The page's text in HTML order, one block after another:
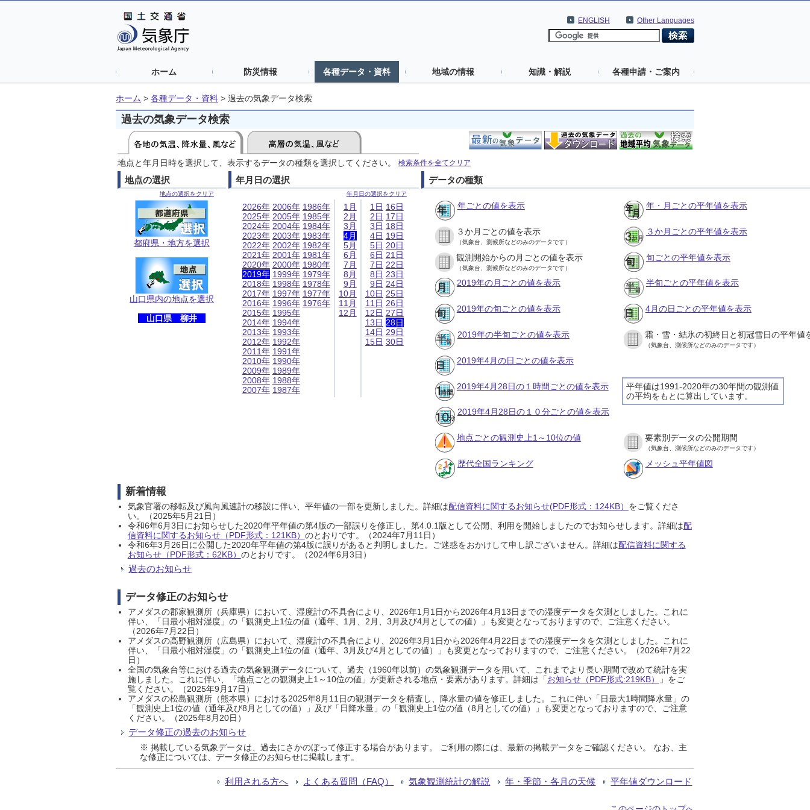
Other Languages
ENGLISH
ホーム 防災情報 各種データ・資料 地域の情報 知識・解説 各種申請・ご案内
ホーム > 各種データ・資料 > 過去の気象データ検索
過去の気象データ検索
地点と年月日時を選択して、表示するデータの種類を選択してください。 検索条件を全てクリア
地点の選択
地点の選択をクリア
都府県・地方を選択
山口県内の地点を選択
山口県 柳井
年月日の選択
年月日の選択をクリア
2026年
2025年
2024年
2023年
2022年
2021年
2020年
2019年
2018年
2017年
2016年
2015年
2014年
2013年
2012年
2011年
2010年
2009年
2008年
2007年
2006年
2005年
2004年
2003年
2002年
2001年
2000年
1999年
1998年
1997年
1996年
1995年
1994年
1993年
1992年
1991年
1990年
1989年
1988年
1987年
1986年
1985年
1984年
1983年
1982年
1981年
1980年
1979年
1978年
1977年
1976年
1月
2月
3月
4月
5月
6月
7月
8月
9月
10月
11月
12月
1日
2日
3日
4日
5日
6日
7日
8日
9日
10日
11日
12日
13日
14日
15日
16日
17日
18日
19日
20日
21日
22日
23日
24日
25日
26日
27日
28日
29日
30日
データの種類
年ごとの値を表示 年・月ごとの平年値を表示
３か月ごとの値を表示
（気象台、測候所などのみのデータです）
３か月ごとの平年値を表示
観測開始からの月ごとの値を表示
（気象台、測候所などのみのデータです）
旬ごとの平年値を表示
2019年の月ごとの値を表示 半旬ごとの平年値を表示
2019年の旬ごとの値を表示 4月の日ごとの平年値を表示
2019年の半旬ごとの値を表示 霜・雪・結氷の初終日と初冠雪日の平年値
（気象台、測候所などのみのデータです）
2019年4月の日ごとの値を表示
平年値は1991-2020年の30年間の観測値
の平均をもとに算出しています。
2019年4月28日の１時間ごとの値を表示
2019年4月28日の１０分ごとの値を表示
地点ごとの観測史上1～10位の値 要素別データの公開期間
（気象台、測候所などのみのデータです）
歴代全国ランキング メッシュ平年値図
新着情報
気象官署の移転及び風向風速計の移設に伴い、平年値の一部を更新しました。詳細は配信資料に関するお知らせ(PDF形式：124KB） をご覧くださ
い。（2025年5月21日）
令和6年6月3日にお知らせした2020年平年値の第4版の一部誤りを修正し、第4.0.1版として公開、利用を開始しましたのでお知らせします。詳細は配
信資料に関するお知らせ（PDF形式：121KB） のとおりです。（2024年7月11日）
令和6年3月26日に公開した2020年平年値の第4版に誤りがあると判明しました。ご迷惑をおかけして申し訳ございません。詳細は配信資料に関する
お知らせ（PDF形式：62KB） のとおりです。（2024年6月3日）
過去のお知らせ
データ修正のお知らせ
アメダスの郡家観測所（兵庫県）において、湿度計の不具合により、2026年1月1日から2026年4月13日までの湿度データを欠測としました。これに
伴い、「日最小相対湿度」の「観測史上1位の値（通年、1月、2月、3月及び4月としての値）」も変更となっておりますので、ご注意ください。
（2026年7月22日）
アメダスの高野観測所（広島県）において、湿度計の不具合により、2026年3月1日から2026年4月22日までの湿度データを欠測としました。これに
伴い、「日最小相対湿度」の「観測史上1位の値（通年、3月及び4月としての値）」も変更となっておりますので、ご注意ください。（2026年7月22
日）
全国の気象台等における過去の気象観測データについて、過去（1960年以前）の気象観測データを用いて、これまでより長い期間で改めて統計を実
施しました。これに伴い、「地点ごとの観測史上1～10位の値」が更新される地点・要素があります。詳細は「お知らせ（PDF形式:219KB）
」をご
覧ください。（2025年9月17日）
アメダスの松島観測所（熊本県）における2025年8月11日の観測データを精査し、降水量の値を修正しました。これに伴い「日最大1時間降水量」の
「観測史上1位の値（通年及び8月としての値）」及び「日降水量」の「観測史上1位の値（8月としての値）」も変更となっておりますので、ご注意
ください。（2025年8月20日）
データ修正の過去のお知らせ
※ 掲載している気象データは、過去にさかのぼって修正する場合があります。 ご利用の際には、最新の掲載データをご確認ください。 なお、主
な修正については、データ修正のお知らせに掲載します。
利用される方へ よくある質問（FAQ） 気象観測統計の解説 年・季節・各月の天候 平年値ダウンロード